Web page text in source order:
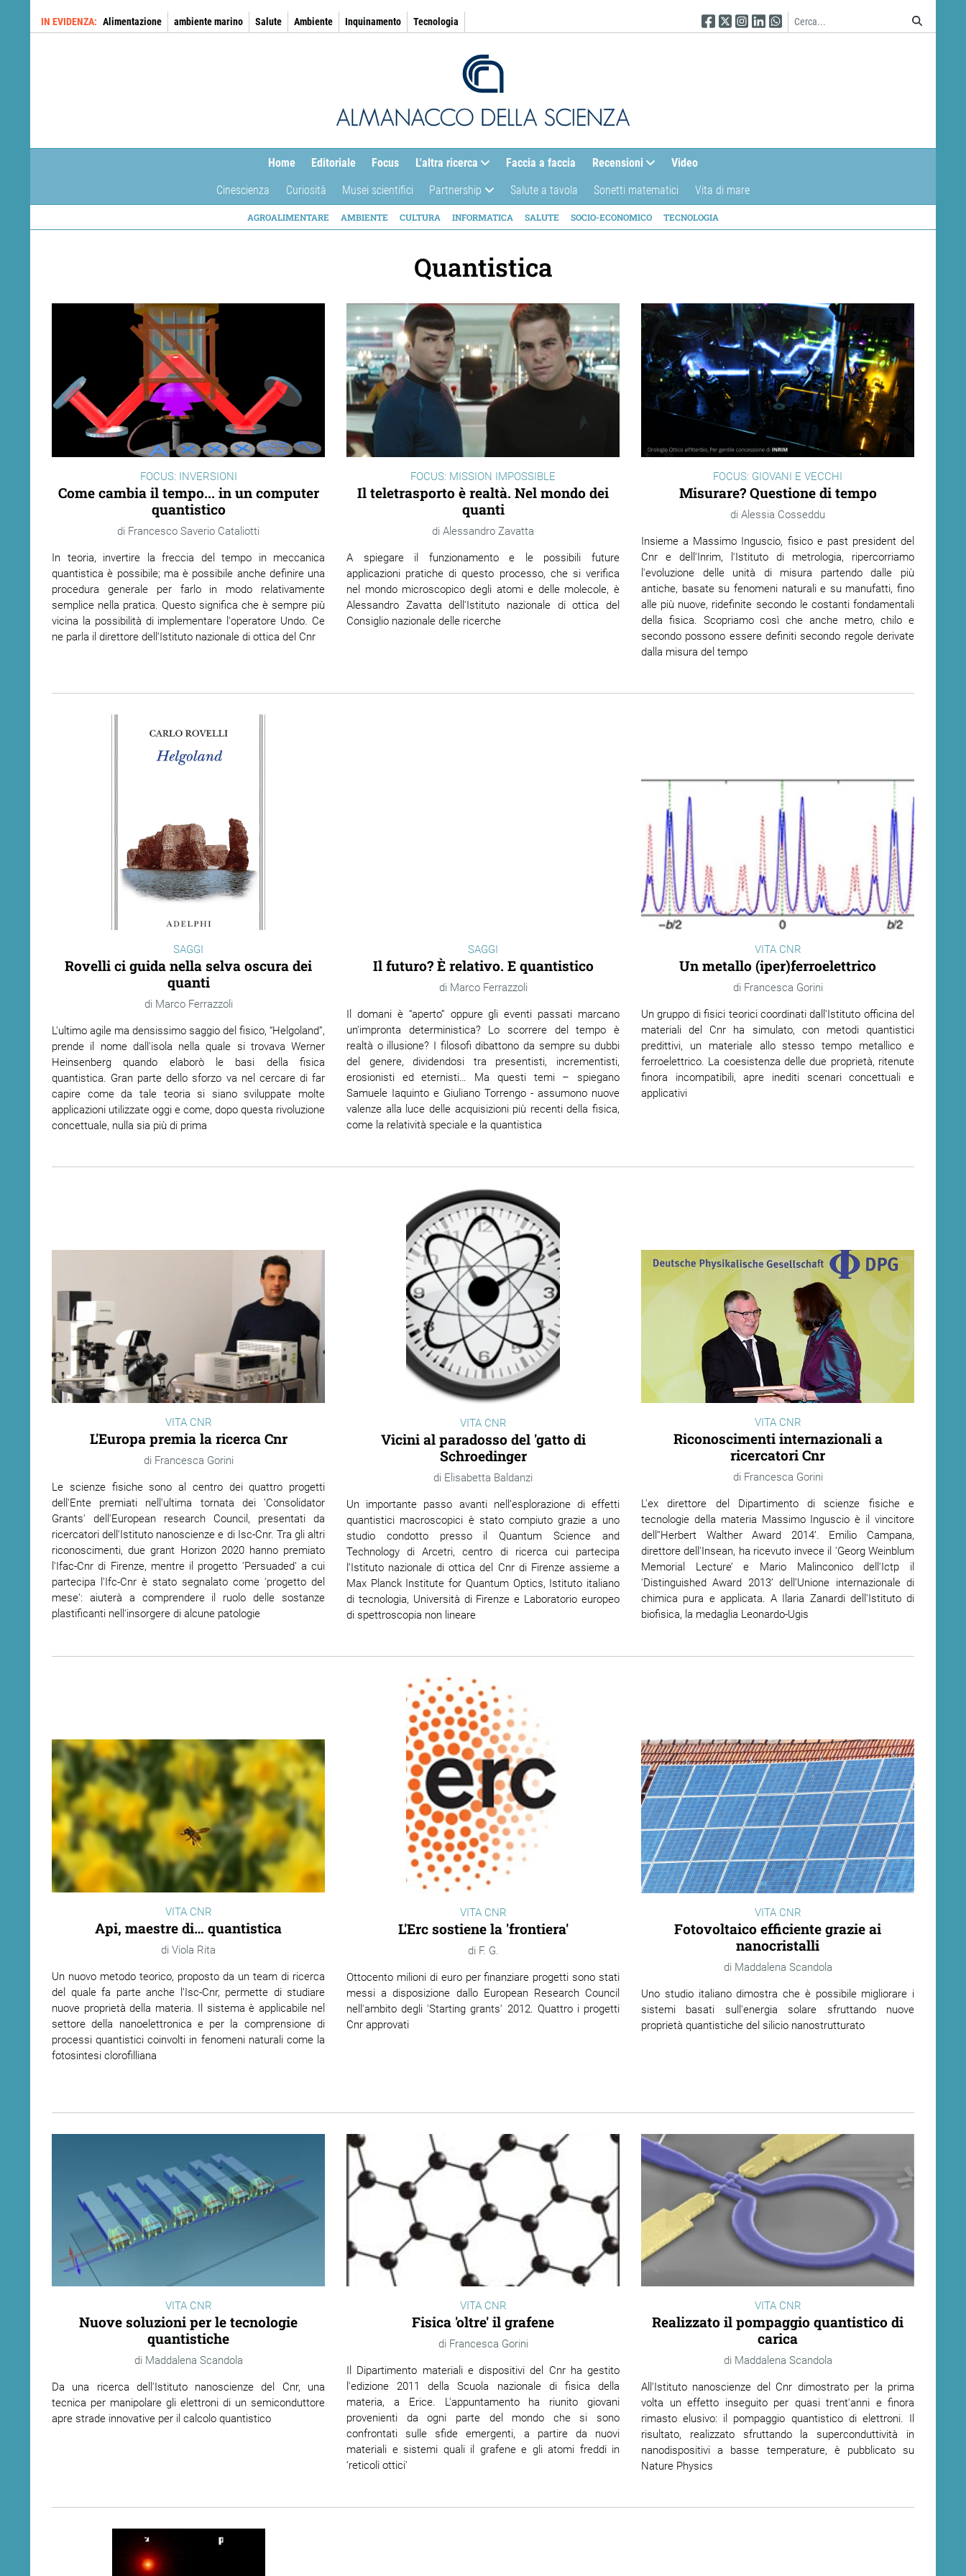
IN EVIDENZA Alimentazione ambiente marino Salute Ambiente Inquinamento Tecnologia Seguici su Facebook
Seguici su Twitter
Seguici su Instagram
Seguici su Linkedin
Seguici su WhatsApp
Home Editoriale Focus L'altra ricerca Faccia a faccia Recensioni Video
Cinescienza Curiosità Musei scientifici Partnership Salute a tavola Sonetti matematici Vita di mare
NAVIGAZIONE
AGROALIMENTARE AMBIENTE CULTURA INFORMATICA SALUTE SOCIO-ECONOMICO TECNOLOGIA
Quantistica
FOCUS: INVERSIONI
Come cambia il tempo... in un computer
quantistico
Francesco Saverio Cataliotti
In teoria, invertire la freccia del tempo in meccanica
quantistica è possibile; ma è possibile anche definire una
procedura generale per farlo in modo relativamente
semplice nella pratica. Questo significa che è sempre più
vicina la possibilità di implementare l'operatore Undo. Ce
ne parla il direttore dell'Istituto nazionale di ottica del Cnr
FOCUS: MISSION IMPOSSIBLE
Il teletrasporto è realtà. Nel mondo dei
quanti
Alessandro Zavatta
A spiegare il funzionamento e le possibili future
applicazioni pratiche di questo processo, che si verifica
nel mondo microscopico degli atomi e delle molecole, è
Alessandro Zavatta dell'Istituto nazionale di ottica del
Consiglio nazionale delle ricerche
FOCUS: GIOVANI E VECCHI
Misurare? Questione di tempo
Alessia Cosseddu
Insieme a Massimo Inguscio, fisico e past president del
Cnr e dell'Inrim, l'Istituto di metrologia, ripercorriamo
l'evoluzione delle unità di misura partendo dalle più
antiche, basate su fenomeni naturali e su manufatti, fino
alle più nuove, ridefinite secondo le costanti fondamentali
della fisica. Scopriamo così che anche metro, chilo e
secondo possono essere definiti secondo regole derivate
dalla misura del tempo
SAGGI
Rovelli ci guida nella selva oscura dei
quanti
Marco Ferrazzoli
L'ultimo agile ma densissimo saggio del fisico, “Helgoland”,
prende il nome dall'isola nella quale si trovava Werner
Heinsenberg quando elaborò le basi della fisica
quantistica. Gran parte dello sforzo va nel cercare di far
capire come da tale teoria si siano sviluppate molte
applicazioni utilizzate oggi e come, dopo questa rivoluzione
concettuale, nulla sia più di prima
SAGGI
Il futuro? È relativo. E quantistico
Marco Ferrazzoli
Il domani è “aperto” oppure gli eventi passati marcano
un'impronta deterministica? Lo scorrere del tempo è
realtà o illusione? I filosofi dibattono da sempre su dubbi
del genere, dividendosi tra presentisti, incrementisti,
erosionisti ed eternisti… Ma questi temi – spiegano
Samuele Iaquinto e Giuliano Torrengo - assumono nuove
valenze alla luce delle acquisizioni più recenti della fisica,
come la relatività speciale e la quantistica
VITA CNR
Un metallo (iper)ferroelettrico
Francesca Gorini
Un gruppo di fisici teorici coordinati dall'Istituto officina del
materiali del Cnr ha simulato, con metodi quantistici
predittivi, un materiale allo stesso tempo metallico e
ferroelettrico. La coesistenza delle due proprietà, ritenute
finora incompatibili, apre inediti scenari concettuali e
applicativi
VITA CNR
L'Europa premia la ricerca Cnr
Francesca Gorini
Le scienze fisiche sono al centro dei quattro progetti
dell'Ente premiati nell'ultima tornata dei 'Consolidator
Grants' dell'European research Council, presentati da
ricercatori dell'Istituto nanoscienze e di Isc-Cnr. Tra gli altri
riconoscimenti, due grant Horizon 2020 hanno premiato
l'Ifac-Cnr di Firenze, mentre il progetto 'Persuaded' a cui
partecipa l'Ifc-Cnr è stato segnalato come 'progetto del
mese': aiuterà a comprendere il ruolo delle sostanze
plastificanti nell'insorgere di alcune patologie
VITA CNR
Vicini al paradosso del 'gatto di
Schroedinger
Elisabetta Baldanzi
Un importante passo avanti nell’esplorazione di effetti
quantistici macroscopici è stato compiuto grazie a uno
studio condotto presso il Quantum Science and
Technology di Arcetri, centro di ricerca cui partecipa
l’Istituto nazionale di ottica del Cnr di Firenze assieme a
Max Planck Institute for Quantum Optics, Istituto italiano
di tecnologia, Università di Firenze e Laboratorio europeo
di spettroscopia non lineare
VITA CNR
Riconoscimenti internazionali a
ricercatori Cnr
Francesca Gorini
L'ex direttore del Dipartimento di scienze fisiche e
tecnologie della materia Massimo Inguscio è il vincitore
dell’'Herbert Walther Award 2014’. Emilio Campana,
direttore dell'Insean, ha ricevuto invece il 'Georg Weinblum
Memorial Lecture’ e Mario Malinconico dell'Ictp il
'Distinguished Award 2013’ dell’Unione internazionale di
chimica pura e applicata. A Ilaria Zanardi dell'Istituto di
biofisica, la medaglia Leonardo-Ugis
VITA CNR
Api, maestre di… quantistica
Viola Rita
Un nuovo metodo teorico, proposto da un team di ricerca
del quale fa parte anche l’Isc-Cnr, permette di studiare
nuove proprietà della materia. Il sistema è applicabile nel
settore della nanoelettronica e per la comprensione di
processi quantistici coinvolti in fenomeni naturali come la
fotosintesi clorofilliana
VITA CNR
L'Erc sostiene la 'frontiera'
F. G.
Ottocento milioni di euro per finanziare progetti sono stati
messi a disposizione dallo European Research Council
nell'ambito degli 'Starting grants' 2012. Quattro i progetti
Cnr approvati
VITA CNR
Fotovoltaico efficiente grazie ai
nanocristalli
Maddalena Scandola
Uno studio italiano dimostra che è possibile migliorare i
sistemi basati sull'energia solare sfruttando nuove
proprietà quantistiche del silicio nanostrutturato
VITA CNR
Nuove soluzioni per le tecnologie
quantistiche
Maddalena Scandola
Da una ricerca dell'Istituto nanoscienze del Cnr, una
tecnica per manipolare gli elettroni di un semiconduttore
apre strade innovative per il calcolo quantistico
VITA CNR
Fisica 'oltre' il grafene
Francesca Gorini
Il Dipartimento materiali e dispositivi del Cnr ha gestito
l'edizione 2011 della Scuola nazionale di fisica della
materia, a Erice. L'appuntamento ha riunito giovani
provenienti da ogni parte del mondo che si sono
confrontati sulle sfide emergenti, a partire da nuovi
materiali e sistemi quali il grafene e gli atomi freddi in
‘reticoli ottici'
VITA CNR
Realizzato il pompaggio quantistico di
carica
Maddalena Scandola
All'Istituto nanoscienze del Cnr dimostrato per la prima
volta un effetto inseguito per quasi trent'anni e finora
rimasto elusivo: il pompaggio quantistico di elettroni. Il
risultato, realizzato sfruttando la superconduttività in
nanodispositivi a basse temperature, è pubblicato su
Nature Physics